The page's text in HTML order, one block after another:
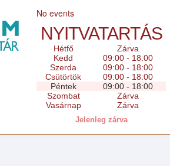
No events
NYITVATARTÁS
Hétfő
Zárva
Kedd
09:00 - 18:00
Szerda
09:00 - 18:00
Csütörtök
09:00 - 18:00
Péntek
09:00 - 18:00
Szombat
Zárva
Vasárnap
Zárva
Jelenleg zárva